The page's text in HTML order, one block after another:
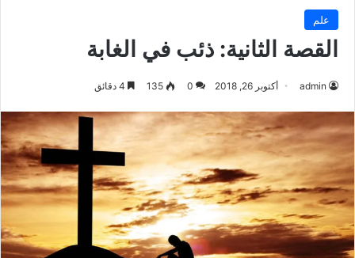
علم
القصة الثانية: ذئب في الغابة
admin أكتوبر 26, 2018 0
135